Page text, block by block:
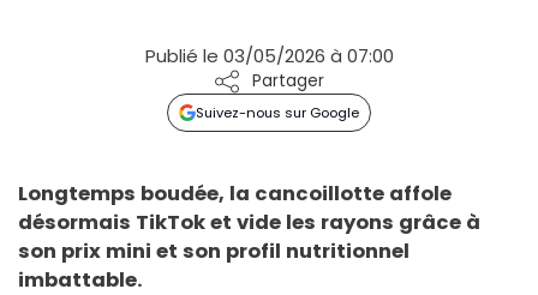
Publié le 03/05/2026 à 07:00
Partager
Suivez-nous sur Google
Longtemps boudée, la cancoillotte affole
désormais TikTok et vide les rayons grâce à
son prix mini et son profil nutritionnel
imbattable.